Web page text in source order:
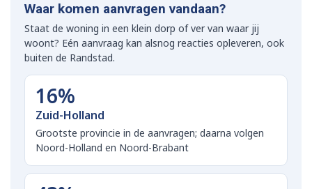
Waar komen aanvragen vandaan?
Staat de woning in een klein dorp of ver van waar jij
woont? Eén aanvraag kan alsnog reacties opleveren, ook
buiten de Randstad.
16%
Zuid-Holland
Grootste provincie in de aanvragen; daarna volgen
Noord-Holland en Noord-Brabant